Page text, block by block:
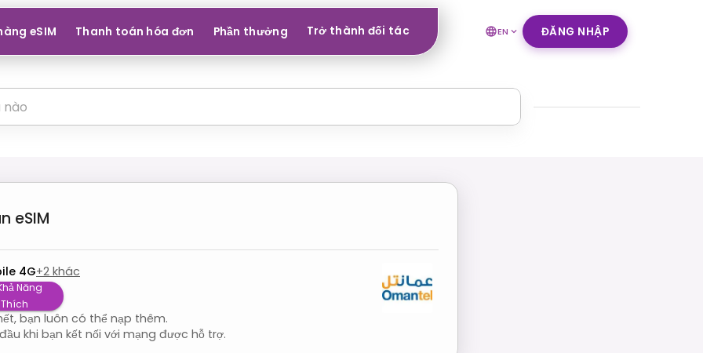
eSIM Thanh toán hóa đơn Phần thưởng Trở thành đối tác EN ĐĂNG NHẬP
eSIM
4G+2 khác
Năng
bạn luôn có thể nạp thêm.
khi bạn kết nối với mạng được hỗ trợ.